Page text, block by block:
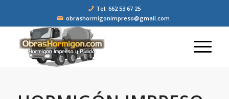
Tel: 662 53 67 25
obrashormigonimpreso@gmail.com